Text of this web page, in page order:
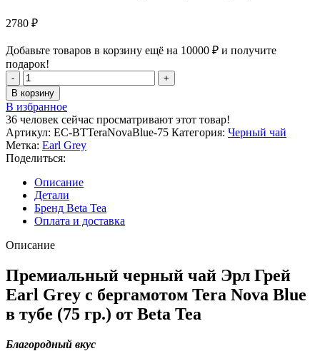
2780 ₽
Добавьте товаров в корзину ещё на 10000 ₽ и получите
подарок!
Количество
товара
Премиальный
черный
чай
Earl
Grey
с
бергамотом
Tera
Nova
Blue
тубе
В корзину
В избранное
36 человек сейчас просматривают этот товар!
Артикул: EC-BTTeraNovaBlue-75 Категория: Черный чай
Метка: Earl Grey
Поделиться:
Описание
Детали
Бренд Beta Tea
Оплата и доставка
Описание
Премиальный черный чай Эрл Грей
Earl Grey с бергамотом Tera Nova Blue
в тубе (75 гр.) от Beta Tea
Благородный вкус